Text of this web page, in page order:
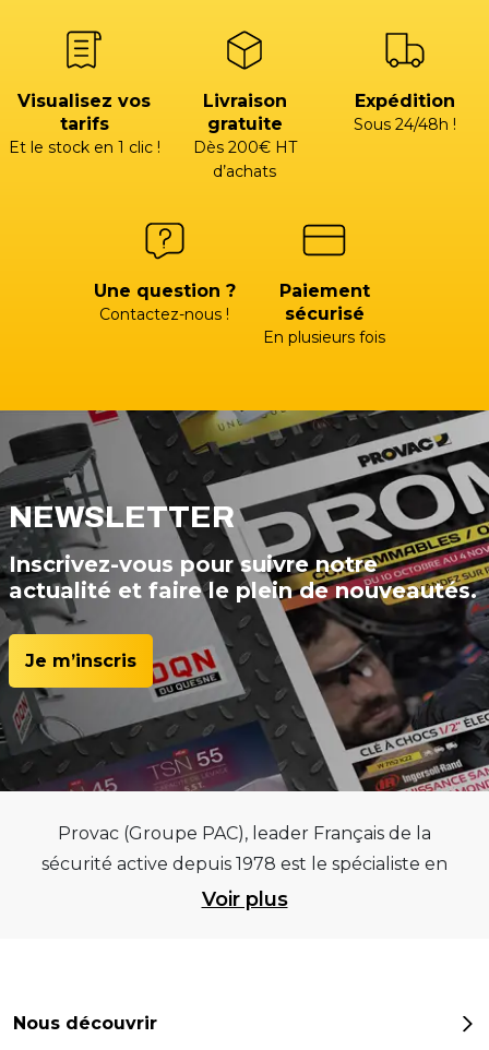
Visualisez vos
tarifs
Et le stock en 1 clic !
Livraison
gratuite
Dès 200€ HT
d’achats
Expédition
Sous 24/48h !
Une question ?
Contactez-nous !
Paiement
sécurisé
En plusieurs fois
NEWSLETTER
Inscrivez-vous pour suivre notre
actualité et faire le plein de nouveautés.
Je m’inscris
Provac (Groupe PAC), leader Français de la
sécurité active depuis 1978 est le spécialiste en
équipements pour garages et centres
meilleurs équipements sur des critères de
Voir plus
Nous découvrir